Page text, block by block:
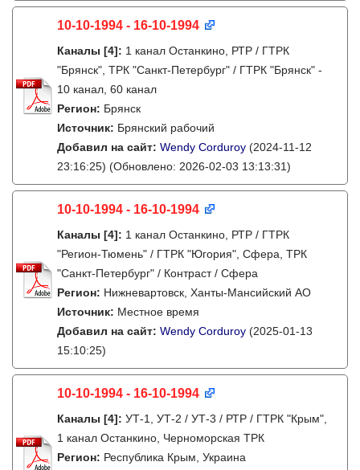
10-10-1994 - 16-10-1994
Каналы [4]: 1 канал Останкино, РТР / ГТРК
"Брянск", ТРК "Санкт-Петербург" / ГТРК "Брянск" -
10 канал, 60 канал
Регион: Брянск
Источник: Брянский рабочий
Добавил на сайт: Wendy Corduroy (2024-11-12
23:16:25) (Обновлено: 2026-02-03 13:13:31)
10-10-1994 - 16-10-1994
Каналы [4]: 1 канал Останкино, РТР / ГТРК
"Регион-Тюмень" / ГТРК "Югория", Сфера, ТРК
"Санкт-Петербург" / Контраст / Сфера
Регион: Нижневартовск, Ханты-Мансийский АО
Источник: Местное время
Добавил на сайт: Wendy Corduroy (2025-01-13
15:10:25)
10-10-1994 - 16-10-1994
Каналы [4]: УТ-1, УТ-2 / УТ-3 / РТР / ГТРК "Крым",
1 канал Останкино, Черноморская ТРК
Регион: Республика Крым, Украина